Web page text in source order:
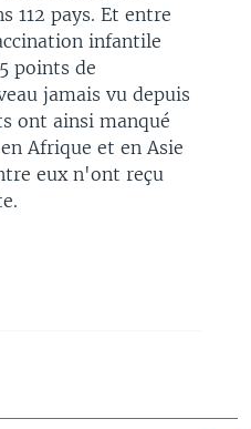
112 pays. Et entre
infantile
points de
jamais vu depuis
ont ainsi manqué
Afrique et en Asie
eux n'ont reçu